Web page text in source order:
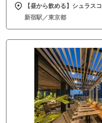
【昼から飲める】シュラス
新宿駅／東京都